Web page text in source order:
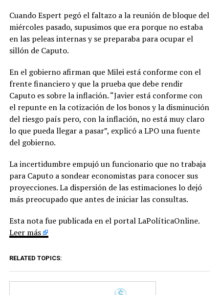
Cuando Espert pegó el faltazo a la reunión de bloque del
miércoles pasado, supusimos que era porque no estaba
en las peleas internas y se preparaba para ocupar el
sillón de Caputo.
En el gobierno afirman que Milei está conforme con el
frente financiero y que la prueba que debe rendir
Caputo es sobre la inflación. “Javier está conforme con
el repunte en la cotización de los bonos y la disminución
del riesgo país pero, con la inflación, no está muy claro
lo que pueda llegar a pasar”, explicó a LPO una fuente
del gobierno.
La incertidumbre empujó un funcionario que no trabaja
para Caputo a sondear economistas para conocer sus
proyecciones. La dispersión de las estimaciones lo dejó
más preocupado que antes de iniciar las consultas.
Esta nota fue publicada en el portal LaPolíticaOnline.
Leer más
RELATED TOPICS: